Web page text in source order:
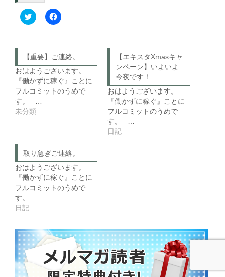
C
l
o
s
h
a
r
e
o
T
w
(新
し
い
ウ
ィ
ン
ド
ウ
す)
F
a
o
k
で
共
有
す
る
く
だ
さ
い
(新
し
い
で
開
き
ま
す)
【重要】ご連絡。
おはようございます。
『働かずに稼ぐ』ことに
フルコミットのうめで
す。 …
未分類
【エキスタXmasキャ
ンペーン】いよいよ
今夜です！
おはようございます。
『働かずに稼ぐ』ことに
フルコミットのうめで
す。 …
日記
取り急ぎご連絡。
おはようございます。
『働かずに稼ぐ』ことに
フルコミットのうめで
す。 …
日記